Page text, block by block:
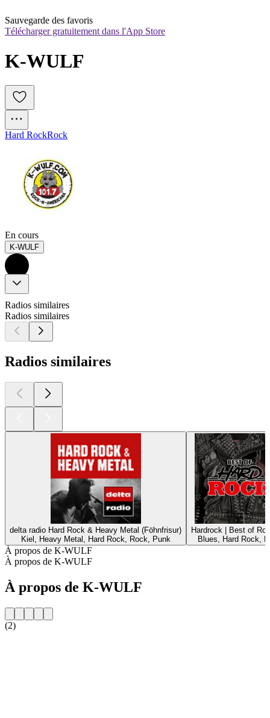
Sauvegarde des favoris
Télécharger gratuitement dans l'App Store
K-WULF
Hard RockRock
En cours
K-WULF
Radios similaires
Radios similaires
Radios similaires
delta radio Hard Rock & Heavy Metal (Föhnfrisur)
Kiel, Heavy Metal, Hard Rock, Rock, Punk
Hardrock | Best of
Blues, Hard Rock,
À propos de K-WULF
À propos de K-WULF
À propos de K-WULF
(2)